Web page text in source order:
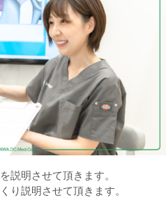
説明させて頂きます。
り説明させて頂きます。